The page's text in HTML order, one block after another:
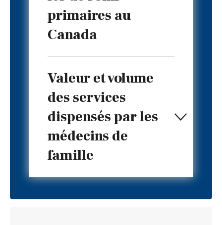
primaires au
Canada
Valeur et volume
des services
dispensés par les
médecins de
famille